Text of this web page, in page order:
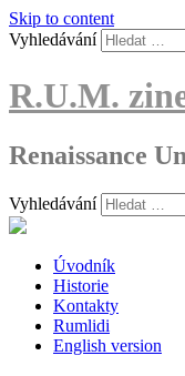
Skip to content
Vyhledávání
R.U.M.
Renaissance
Vyhledávání
Úvodník
Historie
Kontakty
Rumlidi
English version